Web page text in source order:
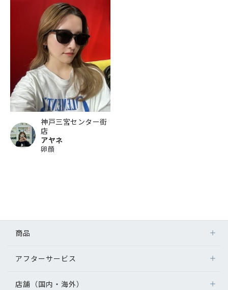
神戸三宮センター街
店
アヤネ
卵顔
商品
アフターサービス
店舗（国内・海外）